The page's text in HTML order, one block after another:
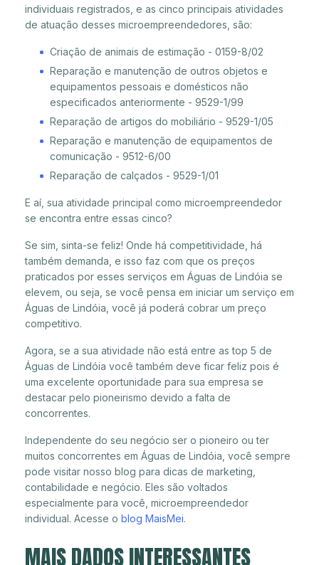
individuais registrados, e as cinco principais atividades
de atuação desses microempreendedores, são:
Criação de animais de estimação - 0159-8/02
Reparação e manutenção de outros objetos e
equipamentos pessoais e domésticos não
especificados anteriormente - 9529-1/99
Reparação de artigos do mobiliário - 9529-1/05
Reparação e manutenção de equipamentos de
comunicação - 9512-6/00
Reparação de calçados - 9529-1/01
E aí, sua atividade principal como microempreendedor
se encontra entre essas cinco?
Se sim, sinta-se feliz! Onde há competitividade, há
também demanda, e isso faz com que os preços
praticados por esses serviços em Águas de Lindóia se
elevem, ou seja, se você pensa em iniciar um serviço em
Águas de Lindóia, você já poderá cobrar um preço
competitivo.
Agora, se a sua atividade não está entre as top 5 de
Águas de Lindóia você também deve ficar feliz pois é
uma excelente oportunidade para sua empresa se
destacar pelo pioneirismo devido a falta de
concorrentes.
Independente do seu negócio ser o pioneiro ou ter
muitos concorrentes em Águas de Lindóia, você sempre
pode visitar nosso blog para dicas de marketing,
contabilidade e negócio. Eles são voltados
especialmente para você, microempreendedor
individual. Acesse o blog MaisMei.
MAIS DADOS INTERESSANTES